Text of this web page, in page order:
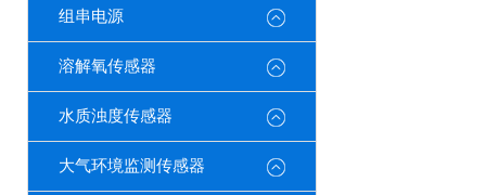
组串电源
溶解氧传感器
水质浊度传感器
大气环境监测传感器